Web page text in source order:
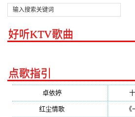
好听KTV歌曲
点歌指引
卓依婷(350)
红尘情歌